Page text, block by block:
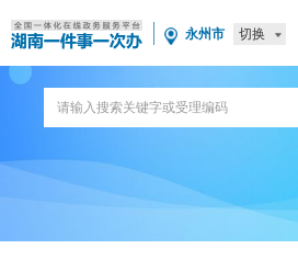
永州市 切换